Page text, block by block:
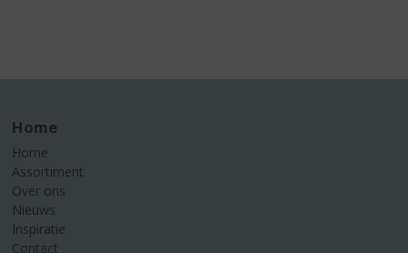
Home
Home
Assortiment
Over ons
Nieuws
Inspiratie
Contact